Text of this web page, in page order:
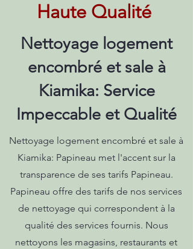
Haute Qualité
Nettoyage logement
encombré et sale à
Kiamika: Service
Impeccable et Qualité
Nettoyage logement encombré et sale à
Kiamika: Papineau met l'accent sur la
transparence de ses tarifs Papineau.
Papineau offre des tarifs de nos services
de nettoyage qui correspondent à la
qualité des services fournis. Nous
nettoyons les magasins, restaurants et